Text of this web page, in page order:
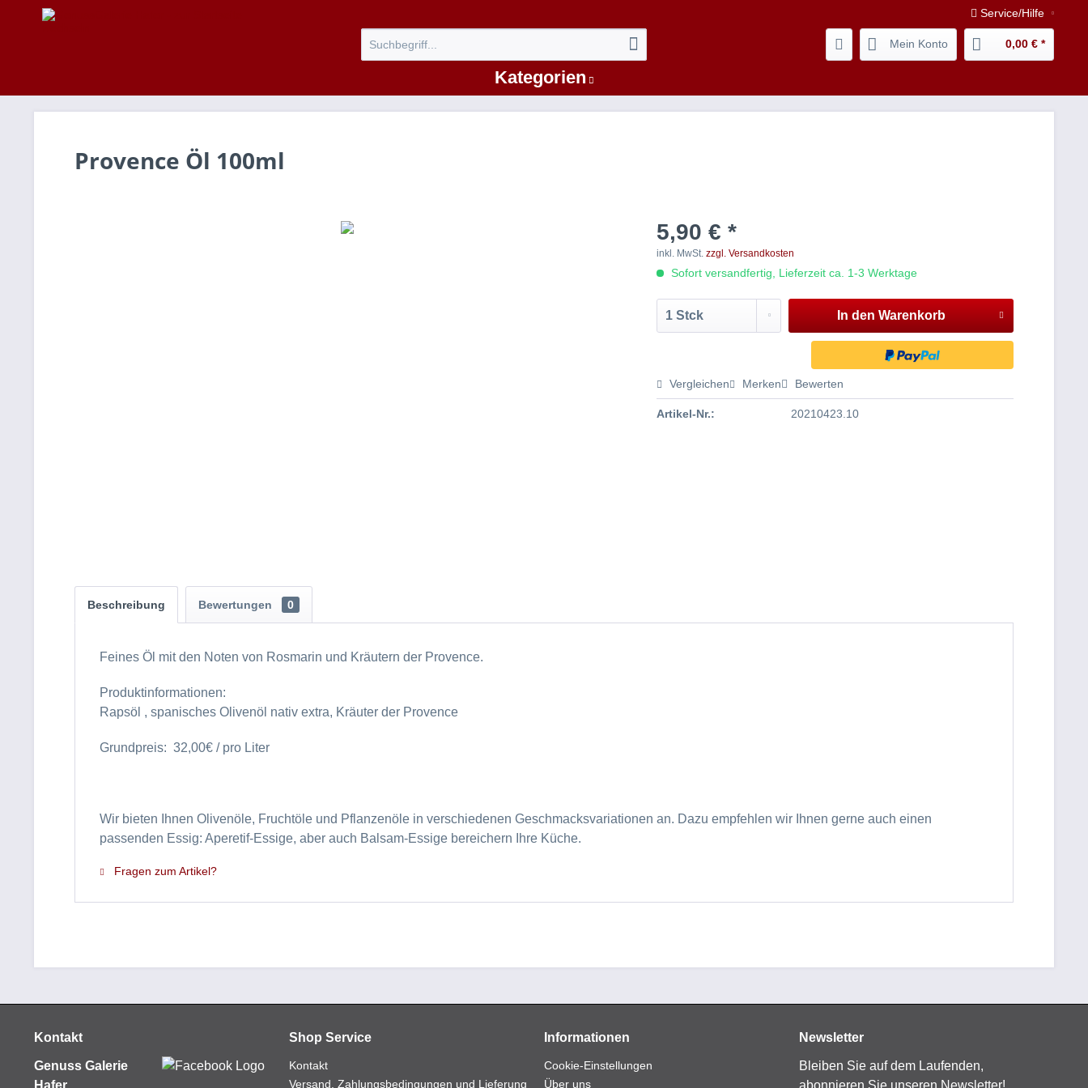
Service/Hilfe
Mein Konto 0,00 € *
Kategorien
Provence Öl 100ml
5,90 € *
inkl. MwSt.zzgl. Versandkosten
Sofort versandfertig, Lieferzeit ca. 1-3 Werktage
In den Warenkorb
Vergleichen Merken Bewerten
Artikel-Nr.: 20210423.10
Beschreibung Bewertungen 0
Feines Öl mit den Noten von Rosmarin und Kräutern der Provence.
Produktinformationen:
Rapsöl , spanisches Olivenöl nativ extra, Kräuter der Provence
Grundpreis: 32,00€ / pro Liter
Wir bieten Ihnen Olivenöle, Fruchtöle und Pflanzenöle in verschiedenen Geschmacksvariationen an. Dazu empfehlen wir Ihnen gerne auch einen
passenden Essig: Aperetif-Essige, aber auch Balsam-Essige bereichern Ihre Küche.
Fragen zum Artikel?
Kontakt
Genuss Galerie
Hafer
Shop Service
Kontakt
Versand, Zahlungsbedingungen und Lieferung
Informationen
Cookie-Einstellungen
Über uns
Newsletter
Bleiben Sie auf dem Laufenden,
abonnieren Sie unseren Newsletter!